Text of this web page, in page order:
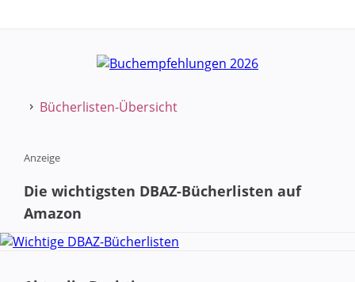
Bücherlisten-Übersicht
Anzeige
Die wichtigsten DBAZ-Bücherlisten auf
Amazon